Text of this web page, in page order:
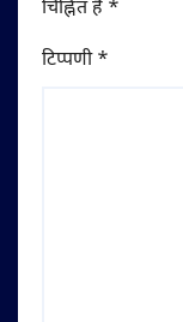
चिह्नित हैं *
टिप्पणी*